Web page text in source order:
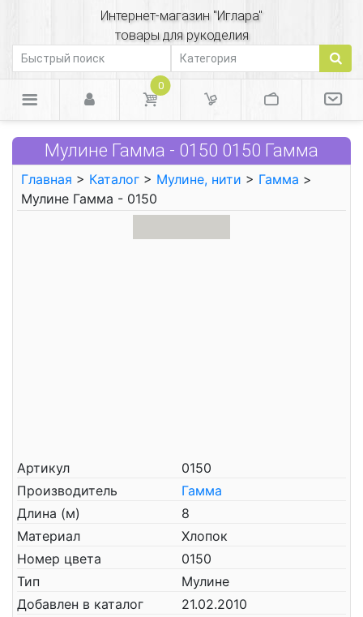
Интернет-магазин "Иглара"
товары для рукоделия
0
Мулине Гамма - 0150 0150 Гамма
Главная > Каталог > Мулине, нити > Гамма >
Мулине Гамма - 0150
Артикул
0150
Производитель
Гамма
Длина (м)
8
Материал
Хлопок
Номер цвета
0150
Тип
Мулине
Добавлен в каталог
21.02.2010